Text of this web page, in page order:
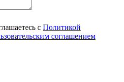
с Политикой
соглашением